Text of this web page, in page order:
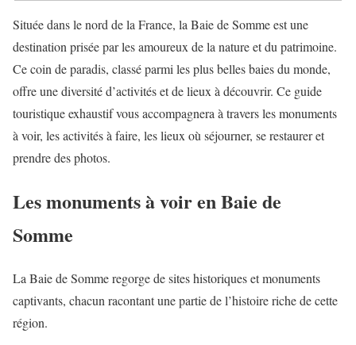
Située dans le nord de la France, la Baie de Somme est une
destination prisée par les amoureux de la nature et du patrimoine.
Ce coin de paradis, classé parmi les plus belles baies du monde,
offre une diversité d’activités et de lieux à découvrir. Ce guide
touristique exhaustif vous accompagnera à travers les monuments
à voir, les activités à faire, les lieux où séjourner, se restaurer et
prendre des photos.
Les monuments à voir en Baie de
Somme
La Baie de Somme regorge de sites historiques et monuments
captivants, chacun racontant une partie de l’histoire riche de cette
région.